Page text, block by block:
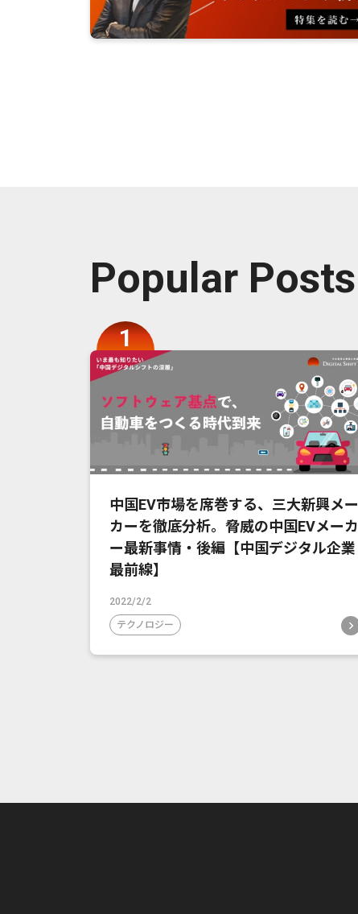
Popular Posts
中国EV市場を席巻する、三大新興メー
カーを徹底分析。脅威の中国EVメーカ
ー最新事情・後編【中国デジタル企業
最前線】
2022/2/2
テクノロジー